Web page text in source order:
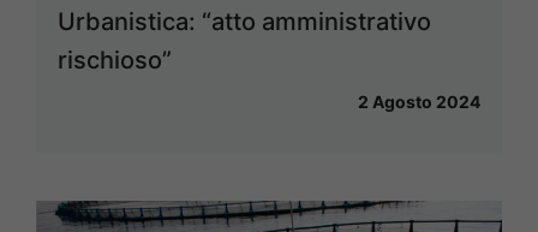
Urbanistica: “atto amministrativo
rischioso”
2 Agosto 2024